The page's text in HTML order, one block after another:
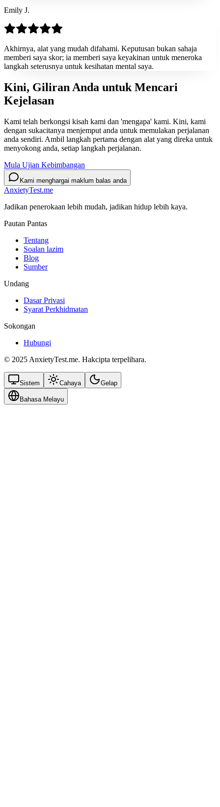
Emily J.
Akhirnya, alat yang mudah difahami. Keputusan bukan sahaja
memberi saya skor; ia memberi saya keyakinan untuk meneroka
langkah seterusnya untuk kesihatan mental saya.
Kini, Giliran Anda untuk Mencari
Kejelasan
Kami telah berkongsi kisah kami dan 'mengapa' kami. Kini, kami
dengan sukacitanya menjemput anda untuk memulakan perjalanan
anda sendiri. Ambil langkah pertama dengan alat yang direka untuk
menyokong anda, setiap langkah perjalanan.
Mula Ujian Kebimbangan
Kami menghargai maklum balas anda
AnxietyTest.me
Jadikan penerokaan lebih mudah, jadikan hidup lebih kaya.
Pautan Pantas
Tentang
Soalan lazim
Blog
Sumber
Undang
Dasar Privasi
Syarat Perkhidmatan
Sokongan
Hubungi
© 2025 AnxietyTest.me. Hakcipta terpelihara.
Sistem Cahaya Gelap
Bahasa Melayu